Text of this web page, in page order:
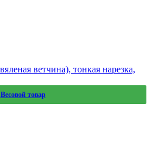
Весовой товар